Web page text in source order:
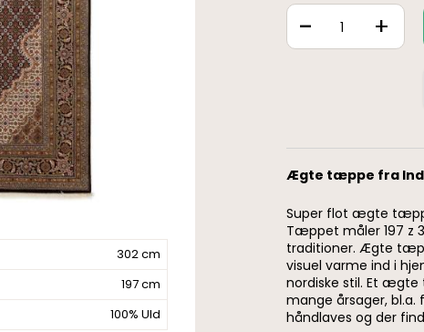
302 cm
197 cm
100% Uld
+
-
Ægte tæppe fra
Super flot ægte
Tæppet måler 197 z
traditioner. Ægte
visuel varme ind i
nordiske stil. Et
mange årsager,
håndlaves og der